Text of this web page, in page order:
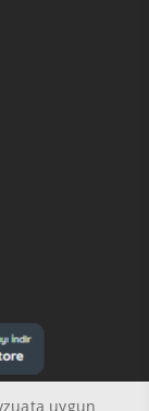
uygun